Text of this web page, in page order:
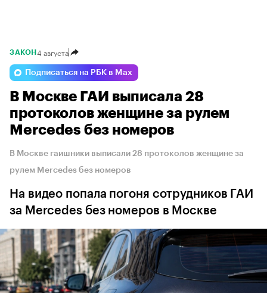
ЗАКОН 4 августа
Подписаться на РБК в Max
В Москве ГАИ выписала 28
протоколов женщине за рулем
Mercedes без номеров
В Москве гаишники выписали 28 протоколов женщине за
рулем Mercedes без номеров
На видео попала погоня сотрудников ГАИ
за Mercedes без номеров в Москве